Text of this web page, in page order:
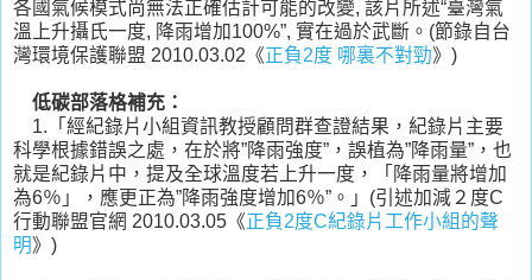
各國氣候模式尚無法正確估計可能的改變, 該片所述“臺灣氣
溫上升攝氏一度, 降雨增加100%”, 實在過於武斷。(節錄自台
灣環境保護聯盟 2010.03.02《正負2度 哪裏不對勁》)
低碳部落格補充：
1.「經紀錄片小組資訊教授顧問群查證結果，紀錄片主要
科學根據錯誤之處，在於將”降雨強度”，誤植為”降雨量”，也
就是紀錄片中，提及全球溫度若上升一度，「降雨量將增加
為6％」，應更正為”降雨強度增加6％”。」(引述加減２度C
行動聯盟官網 2010.03.05《正負2度C紀錄片工作小組的聲
明》)